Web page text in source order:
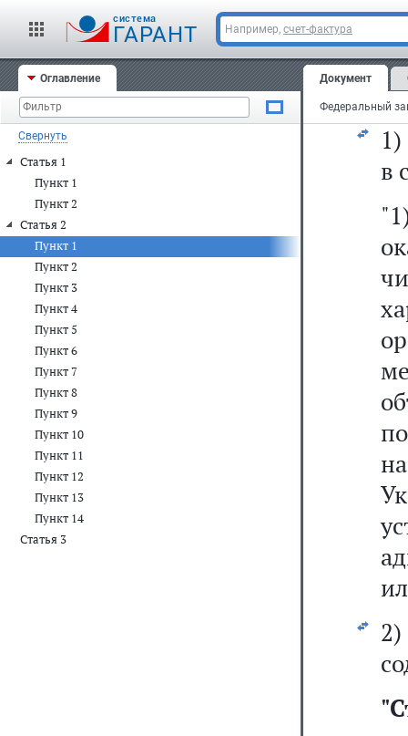
cистема
ГАРАНТ Например, счет-фактура
Оглавление
Свернуть
Статья 1
Пункт 1
Пункт 2
Статья 2
Пункт 1
Пункт 2
Пункт 3
Пункт 4
Пункт 5
Пункт 6
Пункт 7
Пункт 8
Пункт 9
Пункт 10
Пункт 11
Пункт 12
Пункт 13
Пункт 14
Статья 3
Документ
1)
в
"